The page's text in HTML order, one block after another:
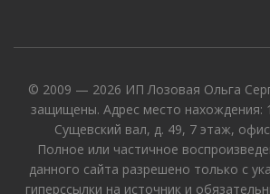
© 2009 — 2026 ИП Лозовая Ольга
защищены. Адрес место нахождения:
Сущевский вал, д. 49, 7 этаж,
Полное или частичное
данного сайта разрешено только с
гиперссылки на источник и